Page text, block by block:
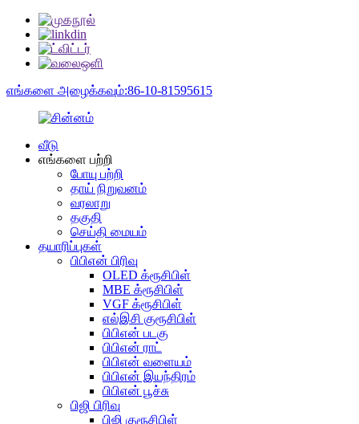
எங்களை அழைக்கவும்:86-10-81595615
வீடு
எங்களை பற்றி
போயு பற்றி
தாய் நிறுவனம்
வரலாறு
தகுதி
செய்தி மையம்
தயாரிப்புகள்
பிபிஎன் பிரிவு
OLED க்ரூசிபிள்
MBE க்ரூசிபிள்
VGF க்ரூசிபிள்
எல்இசி குரூசிபிள்
பிபிஎன் படகு
பிபிஎன் ராட்
பிபிஎன் வளையம்
பிபிஎன் இயந்திரம்
பிபிஎன் பூச்சு
பிஜி பிரிவு
பிஜி குரூசிபிள்